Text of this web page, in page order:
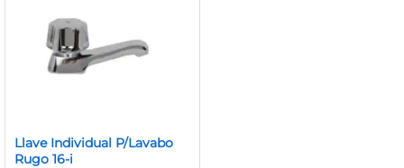
Llave Individual P/Lavabo
Rugo 16-i